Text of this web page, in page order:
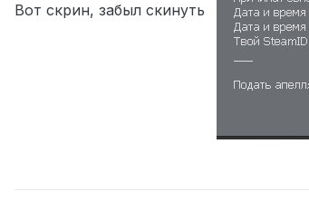
Вот скрин, забыл скинуть